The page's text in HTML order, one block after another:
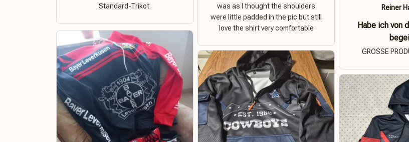
Standard-Trikot.
was as I thought the shoulders
were little padded in the pic but still
love the shirt very comfortable
Reiner
Habe ich von
GROSSE